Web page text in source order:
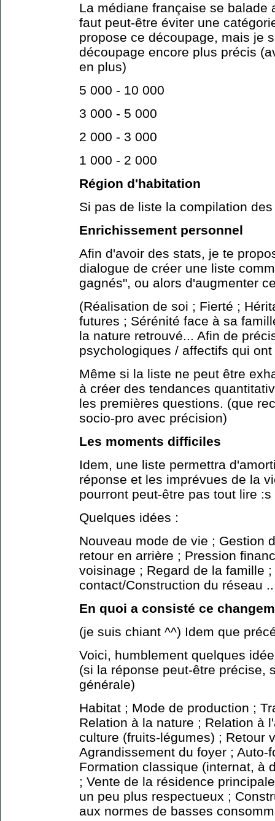
La médiane française se balade
faut peut-être éviter une
propose ce découpage, mais je
découpage encore plus précis
en plus)
5 000 - 10 000
3 000 - 5 000
2 000 - 3 000
1 000 - 2 000
Région d'habitation
Si pas de liste la compilation
Enrichissement personnel
Afin d'avoir des stats, je te
dialogue de créer une liste
gagnés", ou alors d'augmenter
(Réalisation de soi ; Fierté ;
futures ; Sérénité face à sa
la nature retrouvé... Afin de
psychologiques / affectifs qui ont
Même si la liste ne peut être
à créer des tendances
les premières questions. (que
socio-pro avec précision)
Les moments difficiles
Idem, une liste permettra
réponse et les imprévues de la
pourront peut-être pas tout lire :s
Quelques idées :
Nouveau mode de vie ; Gestion
retour en arrière ; Pression
voisinage ; Regard de la famille
contact/Construction du réseau
En quoi a consisté ce
(je suis chiant ^^) Idem que
Voici, humblement quelques
(si la réponse peut-être précise,
générale)
Habitat ; Mode de production ;
Relation à la nature ; Relation à
culture (fruits-légumes) ; Retour
Agrandissement du foyer ; Auto-
Formation classique (internat, à
; Vente de la résidence
un peu plus respectueux ;
aux normes de basses